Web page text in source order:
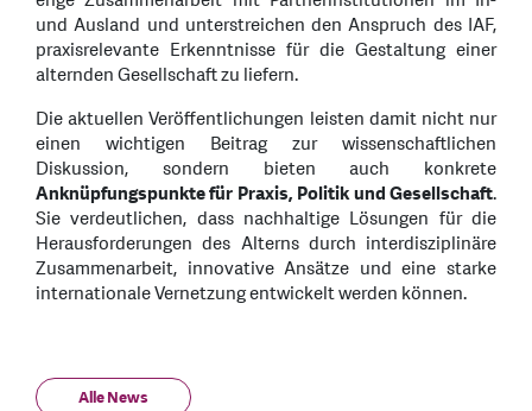
und Ausland und unterstreichen den Anspruch des IAF,
praxisrelevante Erkenntnisse für die Gestaltung einer
alternden Gesellschaft zu liefern.
Die aktuellen Veröffentlichungen leisten damit nicht nur
einen wichtigen Beitrag zur wissenschaftlichen
Diskussion, sondern bieten auch konkrete
Anknüpfungspunkte für Praxis, Politik und Gesellschaft.
Sie verdeutlichen, dass nachhaltige Lösungen für die
Herausforderungen des Alterns durch interdisziplinäre
Zusammenarbeit, innovative Ansätze und eine starke
internationale Vernetzung entwickelt werden können.
Alle News